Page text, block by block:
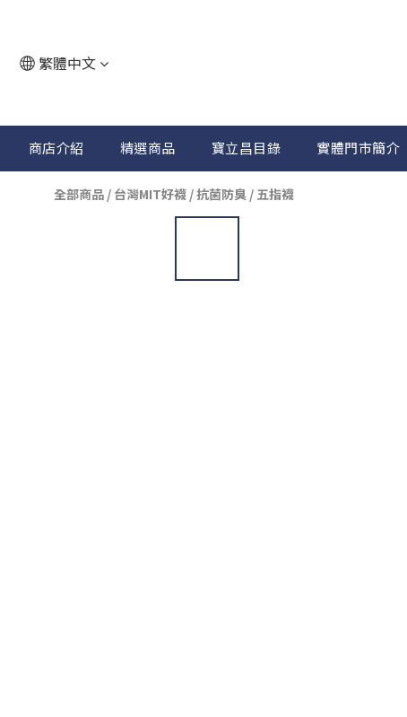
繁體中文
商店介紹 精選商品 寶立昌目錄 實體門市簡介
全部商品 / 台灣MIT好襪 /抗菌防臭 / 五指襪